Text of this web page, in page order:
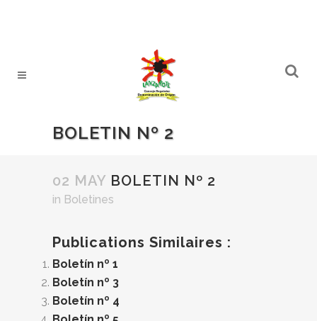
BOLETIN Nº 2
02 MAY BOLETIN Nº 2
in Boletines
Publications Similaires :
Boletín nº 1
Boletín nº 3
Boletín nº 4